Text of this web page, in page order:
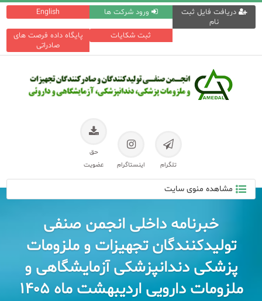
English ورود شرکت ها
دریافت فایل ثبت
نام
پایگاه داده فرصت های
صادراتی
ثبت شکایات
تلگرام اینستاگرام
حق
عضویت
مشاهده منوی سایت
خبرنامه داخلی انجمن صنفی
تولیدکنندگان تجهیزات و ملزومات
پزشکی دندانپزشکی آزمایشگاهی و
ملزومات دارویی اردیبهشت ماه ۱۴۰۵